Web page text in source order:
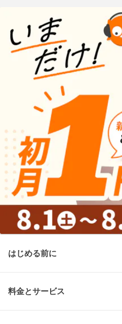
はじめる前に
料金とサービス